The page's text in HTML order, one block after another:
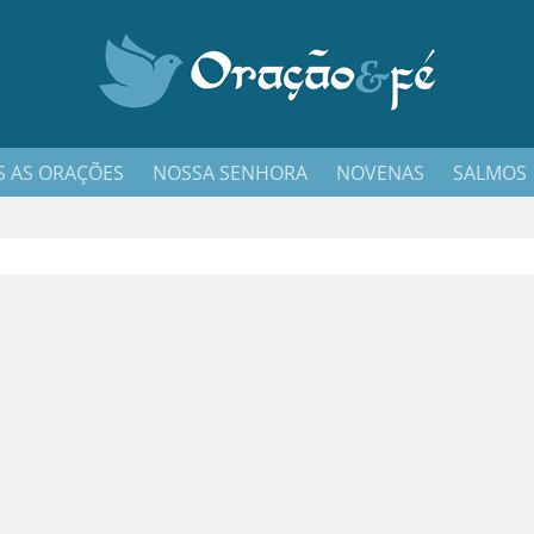
AS ORAÇÕES NOSSA SENHORA NOVENAS SALMOS